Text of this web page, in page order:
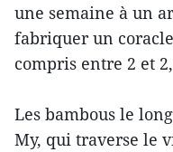
une semaine à un
fabriquer un
compris entre 2 et
Les bambous le
My, qui traverse le